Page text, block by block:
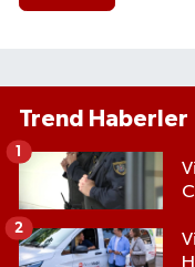
Trend Haberler
1
2